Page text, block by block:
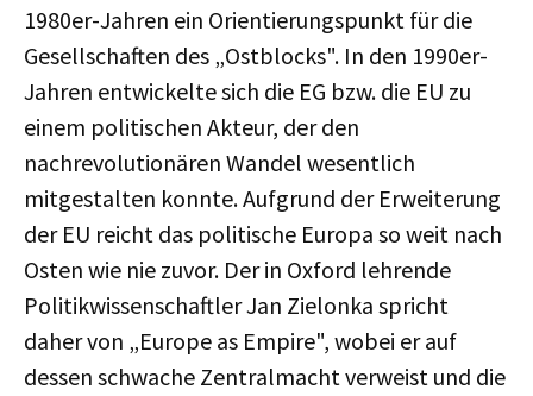
1980er-Jahren ein Orientierungspunkt für die
Gesellschaften des „Ostblocks". In den 1990er-
Jahren entwickelte sich die EG bzw. die EU zu
einem politischen Akteur, der den
nachrevolutionären Wandel wesentlich
mitgestalten konnte. Aufgrund der Erweiterung
der EU reicht das politische Europa so weit nach
Osten wie nie zuvor. Der in Oxford lehrende
Politikwissenschaftler Jan Zielonka spricht
daher von „Europe as Empire", wobei er auf
dessen schwache Zentralmacht verweist und die